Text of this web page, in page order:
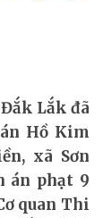
Lắk đã
Hồ Kim
xã Sơn
án phạt 9
quan Thi